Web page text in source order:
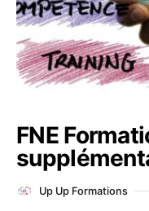
FNE
Up Up Formations